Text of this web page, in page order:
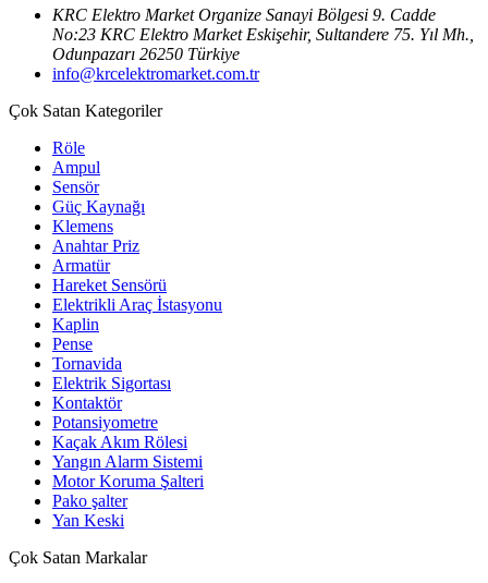
KRC Elektro Market Organize Sanayi Bölgesi 9. Cadde
No:23 KRC Elektro Market Eskişehir, Sultandere 75. Yıl Mh.,
Odunpazarı 26250 Türkiye
info@krcelektromarket.com.tr
Çok Satan Kategoriler
Röle
Ampul
Sensör
Güç Kaynağı
Klemens
Anahtar Priz
Armatür
Hareket Sensörü
Elektrikli Araç İstasyonu
Kaplin
Pense
Tornavida
Elektrik Sigortası
Kontaktör
Potansiyometre
Kaçak Akım Rölesi
Yangın Alarm Sistemi
Motor Koruma Şalteri
Pako şalter
Yan Keski
Çok Satan Markalar